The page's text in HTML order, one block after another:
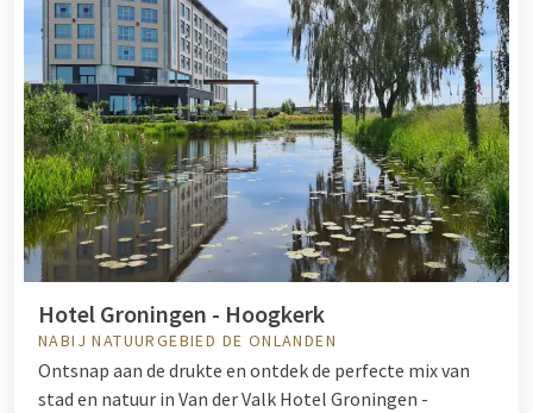
Hotel Groningen - Hoogkerk
NABIJ NATUURGEBIED DE ONLANDEN
Ontsnap aan de drukte en ontdek de perfecte mix van
stad en natuur in Van der Valk Hotel Groningen -